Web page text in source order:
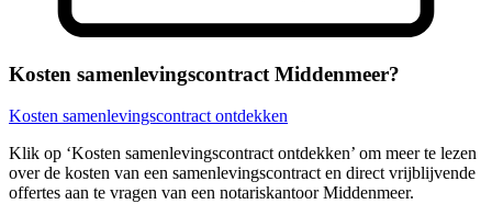
Kosten samenlevingscontract Middenmeer?
Kosten samenlevingscontract ontdekken
Klik op ‘Kosten samenlevingscontract ontdekken’ om meer te lezen
over de kosten van een samenlevingscontract en direct vrijblijvende
offertes aan te vragen van een notariskantoor Middenmeer.